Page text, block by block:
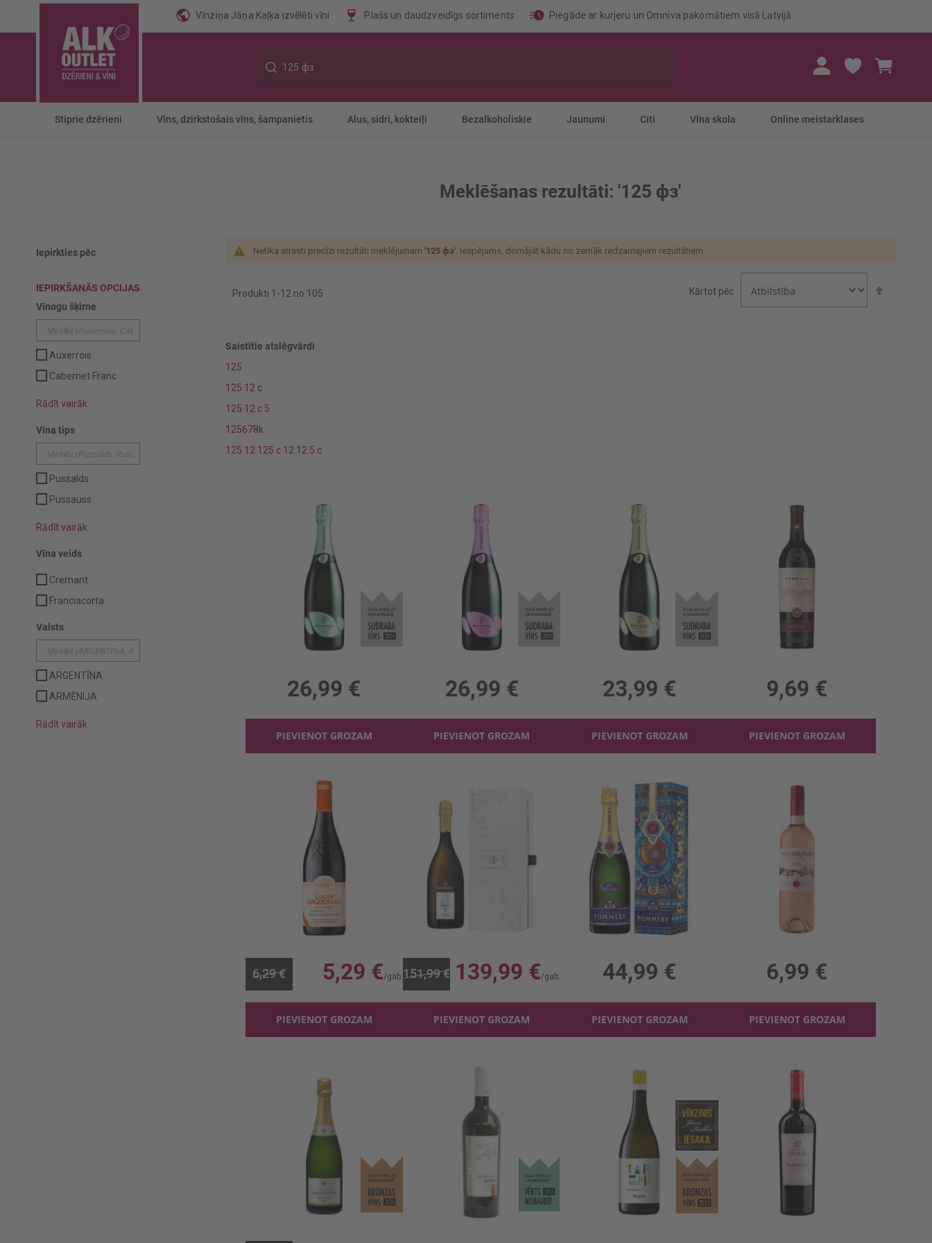
Vīnziņa Jāņa Kaļķa izvēlēti vīni Plašs un daudzveidīgs sortiments Piegāde ar kurjeru un Omniva pakomātiem visā Latvijā
Stiprie dzērieni Vīns, dzirkstošais vīns, šampanietis Alus, sidri, kokteiļi Bezalkoholiskie Jaunumi Citi Vīna skola Online meistarklases
Meklēšanas rezultāti: '125 фз'
Netika atrasti precīzi rezultāti meklējumam '125 фз'. Iespējams, domājāt kādu no zemāk redzamajiem rezultātiem.
Produkti 1 -12 no 105 Kārtot pēc
Saistītie atslēgvārdi
125
125 12 c
125 12 c 5
125678k
125 12 125 c 12 12.5 c
Dzirkst.vīns Mirabella Saten 12.5%
26,99 €
PIEVIENOT GROZAM
Dzirkst.vīns Mirabella Rose 12.5%
26,99 €
PIEVIENOT GROZAM
23,99 €
PIEVIENOT GROZAM
Sarkanvīns Armenia 12.5%
9,69 €
PIEVIENOT GROZAM
Sarkanv. Louis Dazenac 12.5%
6,29 € 5,29 €
PIEVIENOT GROZAM
151,99 € 139,99 €
PIEVIENOT GROZAM
44,99 €
PIEVIENOT GROZAM
6,99 €
PIEVIENOT GROZAM
Šampanietis Baron Fuente Tradicion 12.5% Baltv. Gurjaani Rkatsiteli 12.5% Baltv. Tareni Chardonnay 12.5% Sarkanv. Negrar Valpolicella 12.5%
Iepirkties pēc
IEPIRKŠANĀS OPCIJAS
Vīnogu šķirne
Auxerrois
Cabernet Franc
Rādīt vairāk
Vīna tips
Pussalds
Pussauss
Rādīt vairāk
Vīna veids
Cremant
Franciacorta
Valsts
ARGENTĪNA
ARMĒNIJA
Rādīt vairāk